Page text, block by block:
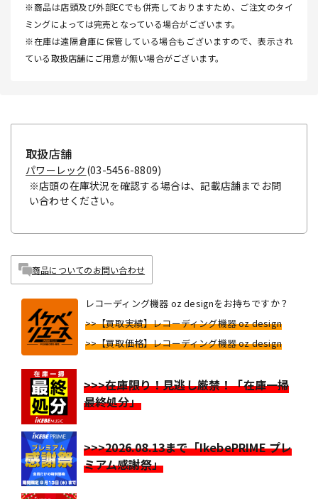
※商品は店頭及び外部ECでも併売しておりますため、ご注文のタイ
ミングによっては完売となっている場合がございます。
※在庫は遠隔倉庫に保管している場合もございますので、表示され
ている取扱店舗にご用意が無い場合がございます。
取扱店舗
パワーレック (03-5456-8809)
※店頭の在庫状況を確認する場合は、記載店舗までお問
い合わせください。
商品についてのお問い合わせ
レコーディング機器 oz designをお持ちですか？
>>【買取実績】レコーディング機器 oz design
>>【買取価格】レコーディング機器 oz design
>>>在庫限り！見逃し厳禁！「在庫一掃
最終処分」
>>>2026.08.13まで「IkebePRIME プレ
ミアム感謝祭」